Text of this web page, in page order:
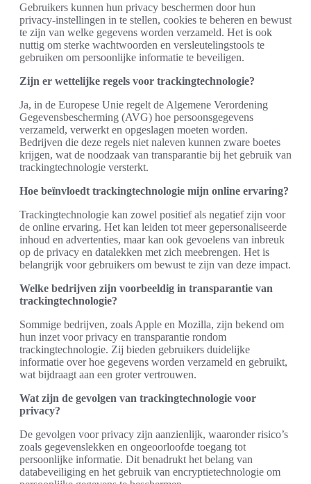
Gebruikers kunnen hun privacy beschermen door hun
privacy-instellingen in te stellen, cookies te beheren en bewust
te zijn van welke gegevens worden verzameld. Het is ook
nuttig om sterke wachtwoorden en versleutelingstools te
gebruiken om persoonlijke informatie te beveiligen.
Zijn er wettelijke regels voor trackingtechnologie?
Ja, in de Europese Unie regelt de Algemene Verordening
Gegevensbescherming (AVG) hoe persoonsgegevens
verzameld, verwerkt en opgeslagen moeten worden.
Bedrijven die deze regels niet naleven kunnen zware boetes
krijgen, wat de noodzaak van transparantie bij het gebruik van
trackingtechnologie versterkt.
Hoe beïnvloedt trackingtechnologie mijn online ervaring?
Trackingtechnologie kan zowel positief als negatief zijn voor
de online ervaring. Het kan leiden tot meer gepersonaliseerde
inhoud en advertenties, maar kan ook gevoelens van inbreuk
op de privacy en datalekken met zich meebrengen. Het is
belangrijk voor gebruikers om bewust te zijn van deze impact.
Welke bedrijven zijn voorbeeldig in transparantie van
trackingtechnologie?
Sommige bedrijven, zoals Apple en Mozilla, zijn bekend om
hun inzet voor privacy en transparantie rondom
trackingtechnologie. Zij bieden gebruikers duidelijke
informatie over hoe gegevens worden verzameld en gebruikt,
wat bijdraagt aan een groter vertrouwen.
Wat zijn de gevolgen van trackingtechnologie voor
privacy?
De gevolgen voor privacy zijn aanzienlijk, waaronder risico’s
zoals gegevenslekken en ongeoorloofde toegang tot
persoonlijke informatie. Dit benadrukt het belang van
databeveiliging en het gebruik van encryptietechnologie om